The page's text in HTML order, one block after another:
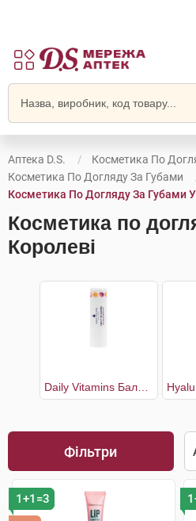
Аптека D.S.
Косметика По
Косметика По Догляду За Губами
Косметика По Догляду За Губами У
Косметика по
Королеві
Фільтри
1+1=3